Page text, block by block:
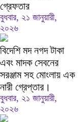
গ্রেফতার
বুধবার, ২১ জানুয়ারী,
২০২৬
বিদেশি মদ নগদ টাকা
এবং মাদক সেবনের
সরঞ্জাম সহ মোংলায় এক
নারী গ্রেপ্তার।
বুধবার, ২১ জানুয়ারী,
২০২৬